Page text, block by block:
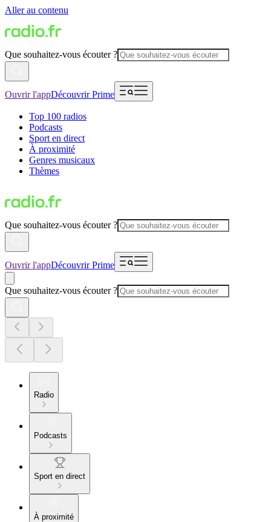
Aller au contenu
Que souhaitez-vous écouter ?
Ouvrir l'appDécouvrir Prime
Top 100 radios
Podcasts
Sport en direct
À proximité
Genres musicaux
Thèmes
Que souhaitez-vous écouter ?
Ouvrir l'appDécouvrir Prime
Que souhaitez-vous écouter ?
Radio
Podcasts
Sport en direct
À proximité